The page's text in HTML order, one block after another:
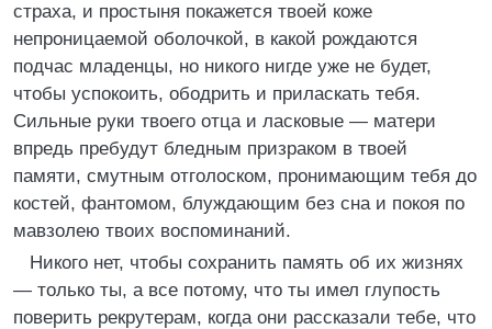
страха, и простыня покажется твоей коже
непроницаемой оболочкой, в какой рождаются
подчас младенцы, но никого нигде уже не будет,
чтобы успокоить, ободрить и приласкать тебя.
Сильные руки твоего отца и ласковые — матери
впредь пребудут бледным призраком в твоей
памяти, смутным отголоском, пронимающим тебя до
костей, фантомом, блуждающим без сна и покоя по
мавзолею твоих воспоминаний.
Никого нет, чтобы сохранить память об их жизнях
— только ты, а все потому, что ты имел глупость
поверить рекрутерам, когда они рассказали тебе, что